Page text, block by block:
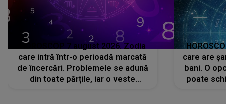
HOROSCOP 7 august 2026. Zodia
care intră într-o perioadă marcată
de încercări. Problemele se adună
din toate părțile, iar o veste
care are
bani. O
poate